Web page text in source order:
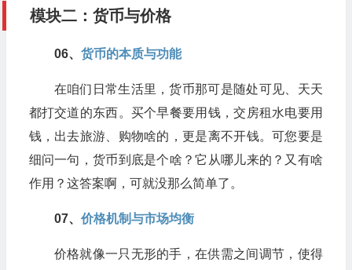
模块二：货币与价格
06、​ 货币的本质与功能
在咱们日常生活里，货币那可是随处可见、天天
都打交道的东西。买个早餐要用钱，交房租水电要用
钱，出去旅游、购物啥的，更是离不开钱。可您要是
细问一句，货币到底是个啥？它从哪儿来的？又有啥
作用？这答案啊，可就没那么简单了。
07、​ 价格机制与市场均衡
价格就像一只无形的手，在供需之间调节，使得